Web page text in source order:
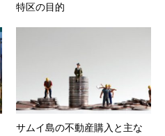
特区の目的
サムイ島の不動産購入と主な